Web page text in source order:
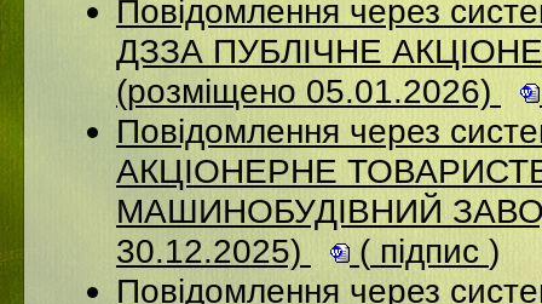
Повідомлення через
ДЗЗА ПУБЛІЧНЕ
(розміщено 05.01.2026)
Повідомлення через
АКЦІОНЕРНЕ
МАШИНОБУДІВНИЙ
30.12.2025)
( підпис )
Повідомлення через